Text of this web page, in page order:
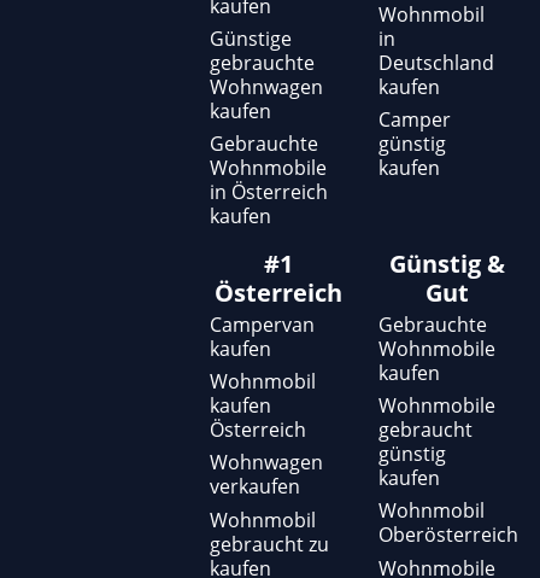
kaufen
Günstige
gebrauchte
Wohnwagen
kaufen
Gebrauchte
Wohnmobile
in Österreich
kaufen
Wohnmobil
in
Deutschland
kaufen
Camper
günstig
kaufen
#1
Österreich
Campervan
kaufen
Wohnmobil
kaufen
Österreich
Wohnwagen
verkaufen
Wohnmobil
gebraucht zu
kaufen
Günstig &
Gut
Gebrauchte
Wohnmobile
kaufen
Wohnmobile
gebraucht
günstig
kaufen
Wohnmobil
Oberösterreich
Wohnmobile